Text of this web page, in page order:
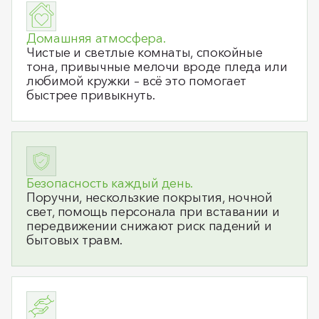
Домашняя атмосфера.
Чистые и светлые комнаты, спокойные
тона, привычные мелочи вроде пледа или
любимой кружки – всё это помогает
быстрее привыкнуть.
Безопасность каждый день.
Поручни, нескользкие покрытия, ночной
свет, помощь персонала при вставании и
передвижении снижают риск падений и
бытовых травм.